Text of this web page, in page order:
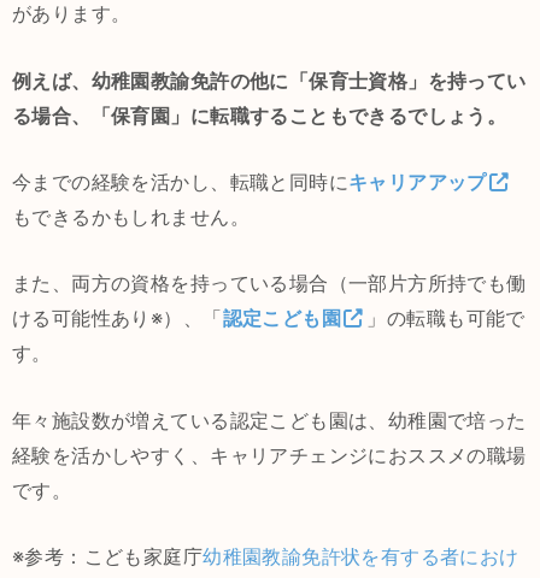
があります。
例えば、幼稚園教諭免許の他に「保育士資格」を持ってい
る場合、「保育園」に転職することもできるでしょう。
今までの経験を活かし、転職と同時にキャリアアップ
もできるかもしれません。
また、両方の資格を持っている場合（一部片方所持でも働
ける可能性あり※）、「認定こども園
」の転職も可能で
す。
年々施設数が増えている認定こども園は、幼稚園で培った
経験を活かしやすく、キャリアチェンジにおススメの職場
です。
※参考：こども家庭庁幼稚園教諭免許状を有する者におけ